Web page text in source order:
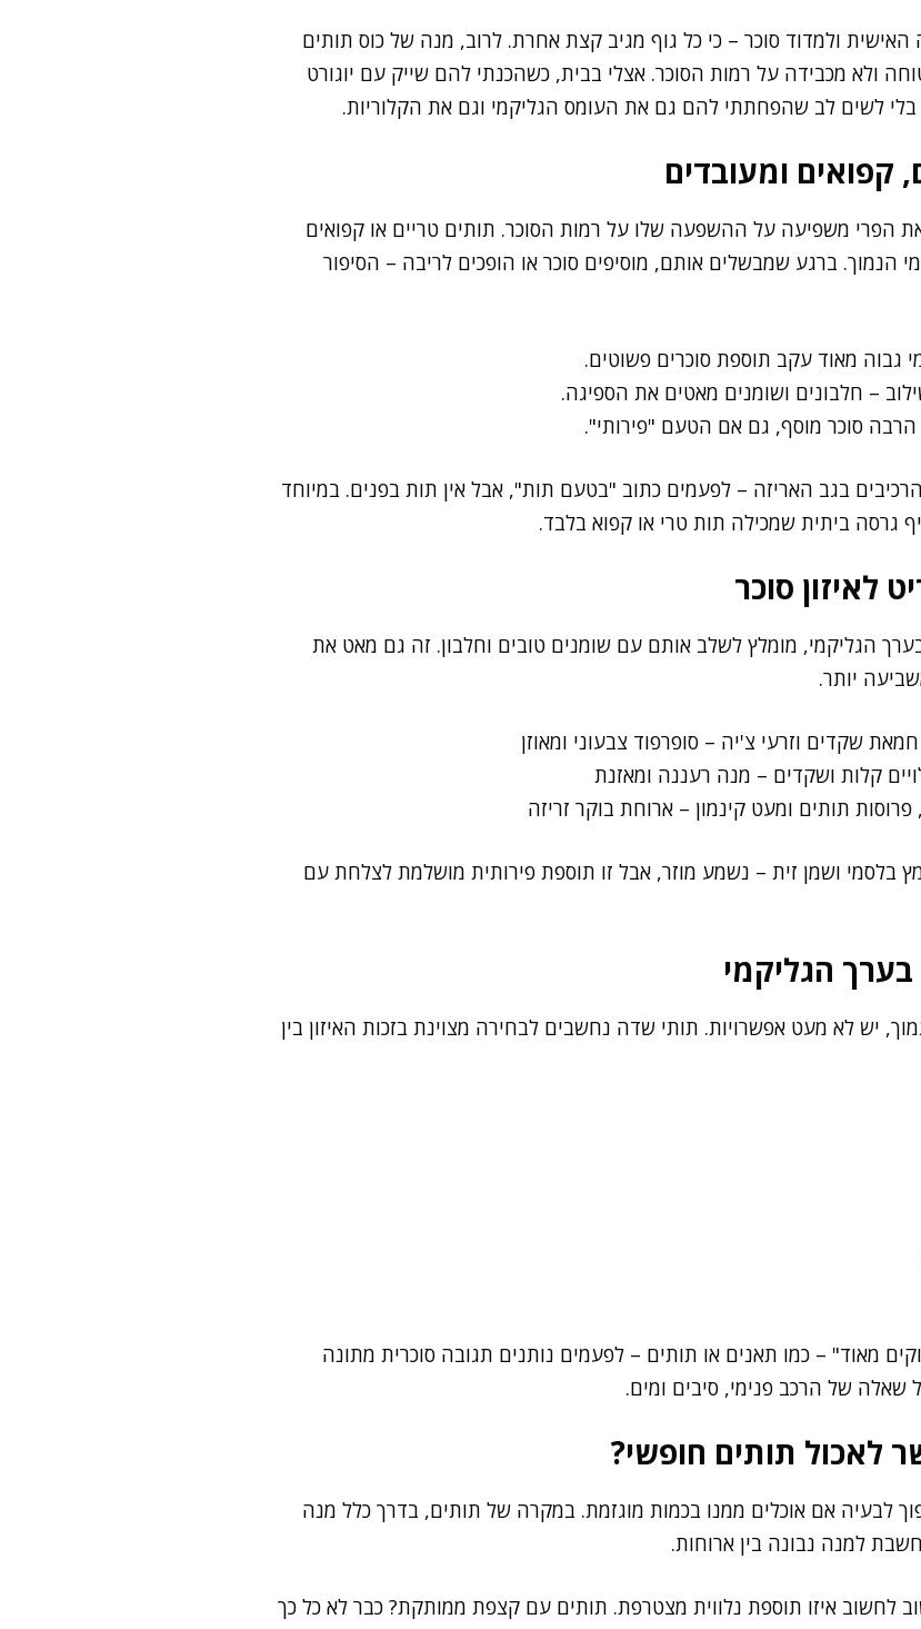
ולמדוד סוכר – כי כל גוף מגיב קצת אחרת. לרוב, מנה של כוס תותים
בטוחה ולא מכבידה על רמות הסוכר. אצלי בבית, כשהכנתי להם שייק עם יוגורט
לשים לב שהפחתתי להם גם את העומס הגליקמי וגם את הקלוריות.
קפואים ומעובדים
הפרי משפיעה על ההשפעה שלו על רמות הסוכר. תותים טריים או קפואים
הנמוך. ברגע שמבשלים אותם, מוסיפים סוכר או הופכים לריבה – הסיפור
גבוה מאוד עקב תוספת סוכרים פשוטים.
– חלבונים ושומנים מאטים את הספיגה.
הרבה סוכר מוסף, גם אם הטעם "פירותי".
בגב האריזה – לפעמים כתוב "בטעם תות", אבל אין תות בפנים. במיוחד
גרסה ביתית שמכילה תות טרי או קפוא בלבד.
לאיזון סוכר
הגליקמי, מומלץ לשלב אותם עם שומנים טובים וחלבון. זה גם מאט את
יותר.
שקדים וזרעי צ'יה – סופרפוד צבעוני ומאוזן
קלות ושקדים – מנה רעננה ומאזנת
תותים ומעט קינמון – ארוחת בוקר זריזה
בלסמי ושמן זית – נשמע מוזר, אבל זו תוספת פירותית מושלמת לצלחת עם
הגליקמי
יש לא מעט אפשרויות. תותי שדה נחשבים לבחירה מצוינת בזכות האיזון בין
מאוד" – כמו תאנים או תותים – לפעמים נותנים תגובה סוכרית מתונה
שאלה של הרכב פנימי, סיבים ומים.
תותים חופשי?
לבעיה אם אוכלים ממנו בכמות מוגזמת. במקרה של תותים, בדרך כלל מנה
לחשוב איזו תוספת נלווית מצטרפת. תותים עם קצפת ממותקת? כבר לא כל כך